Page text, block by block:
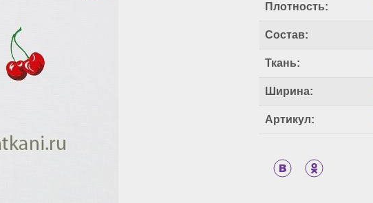
Плотность:
Состав:
Ткань:
Ширина:
Артикул: